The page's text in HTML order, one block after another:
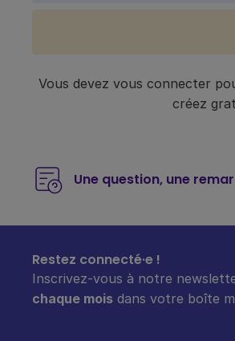
Vous devez vous connecter
créez
Une question, une
Restez connecté·e !
Inscrivez-vous à notre
chaque mois dans votre boîte